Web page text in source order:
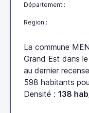
Département :
Region :
La commune
Grand Est dans
au dernier
598 habitants
Densité : 138